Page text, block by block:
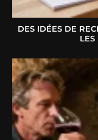
DES IDÉES DE
LES